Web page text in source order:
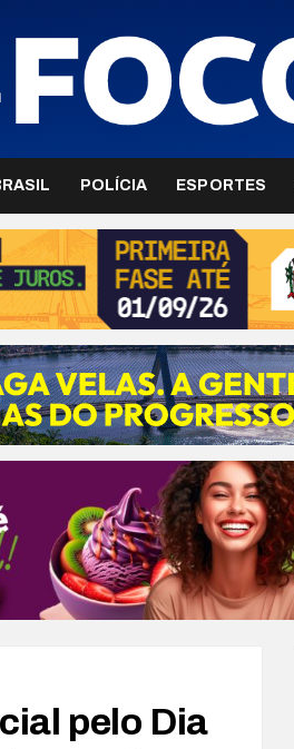
POLÍCIA ESPORTES
pelo Dia